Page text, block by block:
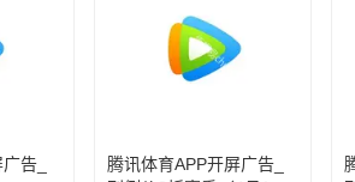
该媒体所在商家
该媒体所在商家
该媒体所在商家
告_
腾讯体育APP开屏广告_